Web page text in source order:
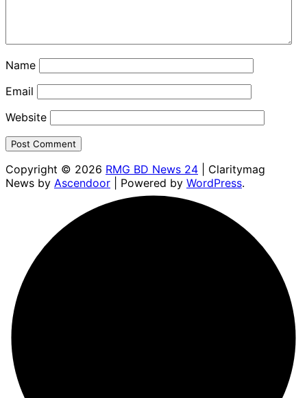
Name
Email
Website
Copyright © 2026 RMG BD News 24 | Claritymag
News by Ascendoor | Powered by WordPress.